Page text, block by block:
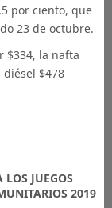
por ciento, que
23 de octubre.
$334, la nafta
$478
JUEGOS
2019